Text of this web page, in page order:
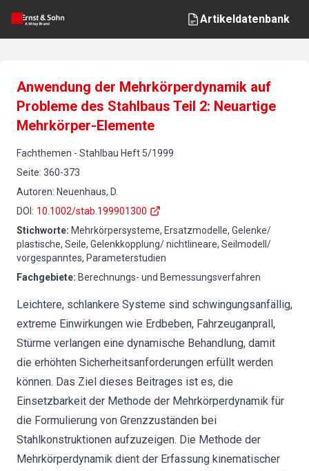
Artikeldatenbank
Anwendung der Mehrkörperdynamik auf
Probleme des Stahlbaus Teil 2: Neuartige
Mehrkörper-Elemente
Fachthemen - Stahlbau Heft 5/1999
Seite: 360-373
Autoren: Neuenhaus, D.
DOI : 10.1002/stab.199901300
Stichworte: Mehrkörpersysteme, Ersatzmodelle, Gelenke/
plastische, Seile, Gelenkkopplung/ nichtlineare, Seilmodell/
vorgespanntes, Parameterstudien
Fachgebiete: Berechnungs- und Bemessungsverfahren
Leichtere, schlankere Systeme sind schwingungsanfällig,
extreme Einwirkungen wie Erdbeben, Fahrzeuganprall,
Stürme verlangen eine dynamische Behandlung, damit
die erhöhten Sicherheitsanforderungen erfüllt werden
können. Das Ziel dieses Beitrages ist es, die
Einsetzbarkeit der Methode der Mehrkörperdynamik für
die Formulierung von Grenzzuständen bei
Stahlkonstruktionen aufzuzeigen. Die Methode der
Mehrkörperdynamik dient der Erfassung kinematischer